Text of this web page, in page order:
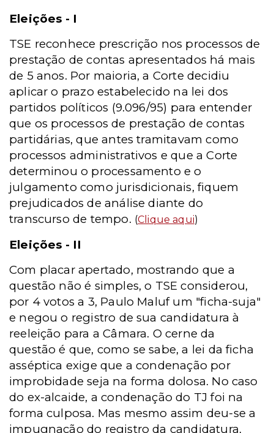
Eleições - I
TSE reconhece prescrição nos processos de
prestação de contas apresentados há mais
de 5 anos. Por maioria, a Corte decidiu
aplicar o prazo estabelecido na lei dos
partidos políticos (9.096/95) para entender
que os processos de prestação de contas
partidárias, que antes tramitavam como
processos administrativos e que a Corte
determinou o processamento e o
julgamento como jurisdicionais, fiquem
prejudicados de análise diante do
transcurso de tempo. (Clique aqui)
Eleições - II
Com placar apertado, mostrando que a
questão não é simples, o TSE considerou,
por 4 votos a 3, Paulo Maluf um "ficha-suja"
e negou o registro de sua candidatura à
reeleição para a Câmara. O cerne da
questão é que, como se sabe, a lei da ficha
asséptica exige que a condenação por
improbidade seja na forma dolosa. No caso
do ex-alcaide, a condenação do TJ foi na
forma culposa. Mas mesmo assim deu-se a
impugnação do registro da candidatura.